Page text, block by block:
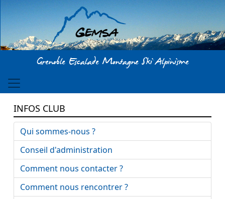
Aller au contenu principal
Grenoble Escalade Montagne Ski Alpinisme
INFOS CLUB
Qui sommes-nous ?
Conseil d'administration
Comment nous contacter ?
Comment nous rencontrer ?